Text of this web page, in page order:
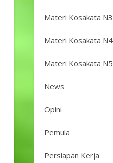
Materi Kosakata N3
Materi Kosakata N4
Materi Kosakata N5
News
Opini
Pemula
Persiapan Kerja